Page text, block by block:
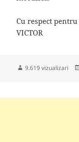
Cu respect
VICTOR
9.619 vizualizari